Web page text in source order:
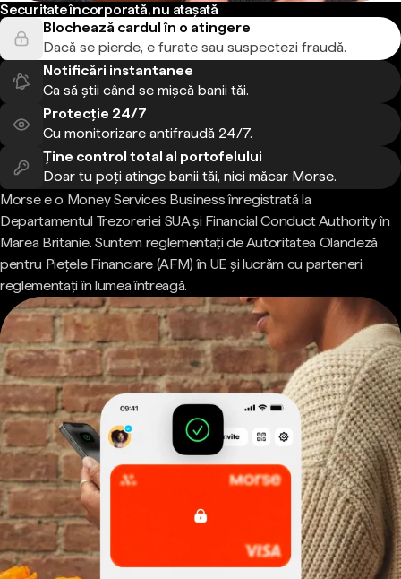
Securitate încorporată, nu atașată
Blochează cardul în o atingere
Dacă se pierde, e furate sau suspectezi fraudă.
Notificări instantanee
Ca să știi când se mișcă banii tăi.
Protecție 24/7
Cu monitorizare antifraudă 24/7.
Ține control total al portofelului
Doar tu poți atinge banii tăi, nici măcar Morse.
Morse e o Money Services Business înregistrată la
Departamentul Trezoreriei SUA și Financial Conduct Authority în
Marea Britanie. Suntem reglementați de Autoritatea Olandeză
pentru Piețele Financiare (AFM) în UE și lucrăm cu parteneri
reglementați în lumea întreagă.